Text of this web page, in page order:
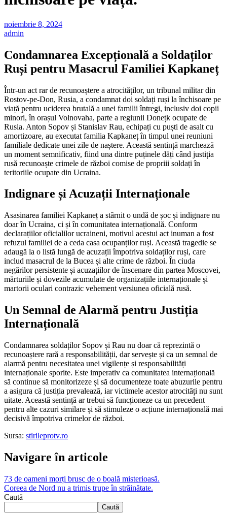
noiembrie 8, 2024
admin
Condamnarea Excepțională a Soldaților
Ruși pentru Masacrul Familiei Kapkaneț
Într-un act rar de recunoaștere a atrocităților, un tribunal militar din
Rostov-pe-Don, Rusia, a condamnat doi soldați ruși la închisoare pe
viață pentru uciderea brutală a unei familii întregi, inclusiv doi copii
minori, în orașul Volnovaha, parte a regiunii Donețk ocupate de
Rusia. Anton Sopov și Stanislav Rau, echipați cu puști de asalt cu
amortizoare, au executat familia Kapkaneț în timpul unei reuniuni
familiale dedicate unei zile de naștere. Această sentință marchează
un moment semnificativ, fiind una dintre puținele dăți când justiția
rusă recunoaște crimele de război comise de propriii soldați în
teritoriile ocupate din Ucraina.
Indignare și Acuzații Internaționale
Asasinarea familiei Kapkaneț a stârnit o undă de șoc și indignare nu
doar în Ucraina, ci și în comunitatea internațională. Conform
declarațiilor oficialilor ucraineni, motivul acestui act inuman a fost
refuzul familiei de a ceda casa ocupanților ruși. Această tragedie se
adaugă la o listă lungă de acuzații împotriva soldaților ruși, care
includ masacrul de la Bucea și alte crime de război. În ciuda
negărilor persistente și acuzațiilor de înscenare din partea Moscovei,
mărturiile și dovezile acumulate de organizațiile internaționale și
martorii oculari contrazic vehement versiunea oficială rusă.
Un Semnal de Alarmă pentru Justiția
Internațională
Condamnarea soldaților Sopov și Rau nu doar că reprezintă o
recunoaștere rară a responsabilității, dar servește și ca un semnal de
alarmă pentru necesitatea unei vigilențe și responsabilități
internaționale sporite. Este imperativ ca comunitatea internațională
să continue să monitorizeze și să documenteze toate abuzurile pentru
a asigura că justiția prevalează, iar victimele acestor atrocități nu sunt
uitate. Această sentință ar trebui să funcționeze ca un precedent
pentru alte cazuri similare și să stimuleze o acțiune internațională mai
decisivă împotriva crimelor de război.
Sursa: stirileprotv.ro
Navigare în articole
73 de oameni morți brusc de o boală misterioasă.
Coreea de Nord nu a trimis trupe în străinătate.
Caută
Caută